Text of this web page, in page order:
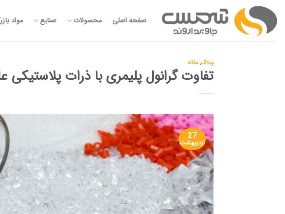
content
صفحه اصلی محصولات صنایع مواد
وبلاگ,مقاله
تفاوت گرانول پلیمری با ذرات پلاستیکی
27
اردیبهشت